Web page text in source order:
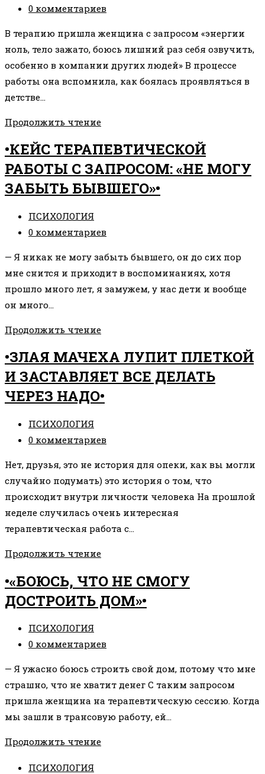
записи:
Комментарии
записи:
0 комментариев
В терапию пришла женщина с запросом «энергии
ноль, тело зажато, боюсь лишний раз себя озвучить,
особенно в компании других людей» В процессе
работы она вспомнила, как боялась проявляться в
детстве…
Продолжить чтениеКЕЙС:
ЭНЕРГИИ
И
ЧУВСТВУЮ
МЫШЬЮ»
•КЕЙС ТЕРАПЕВТИЧЕСКОЙ
РАБОТЫ С ЗАПРОСОМ: «НЕ МОГУ
ЗАБЫТЬ БЫВШЕГО»•
Рубрика
записи:
ПСИХОЛОГИЯ
Комментарии
записи:
0 комментариев
— Я никак не могу забыть бывшего, он до сих пор
мне снится и приходит в воспоминаниях, хотя
прошло много лет, я замужем, у нас дети и вообще
он много…
Продолжить чтение•КЕЙС
РАБОТЫ
С
ЗАПРОСОМ:
ЗАБЫТЬ
•ЗЛАЯ МАЧЕХА ЛУПИТ ПЛЕТКОЙ
И ЗАСТАВЛЯЕТ ВСЕ ДЕЛАТЬ
ЧЕРЕЗ НАДО•
Рубрика
записи:
ПСИХОЛОГИЯ
Комментарии
записи:
0 комментариев
Нет, друзья, это не история для опеки, как вы могли
случайно подумать) это история о том, что
происходит внутри личности человека На прошлой
неделе случилась очень интересная
терапевтическая работа с…
Продолжить чтение•ЗЛАЯ
ЛУПИТ
ПЛЕТКОЙ
ВСЕ
ДЕЛАТЬ
ЧЕРЕЗ
НАДО•
•«БОЮСЬ, ЧТО НЕ СМОГУ
ДОСТРОИТЬ ДОМ»•
Рубрика
записи:
ПСИХОЛОГИЯ
Комментарии
записи:
0 комментариев
— Я ужасно боюсь строить свой дом, потому что мне
страшно, что не хватит денег С таким запросом
пришла женщина на терапевтическую сессию. Когда
мы зашли в трансовую работу, ей…
Продолжить чтение•«БОЮСЬ,
Рубрика
ПСИХОЛОГИЯ